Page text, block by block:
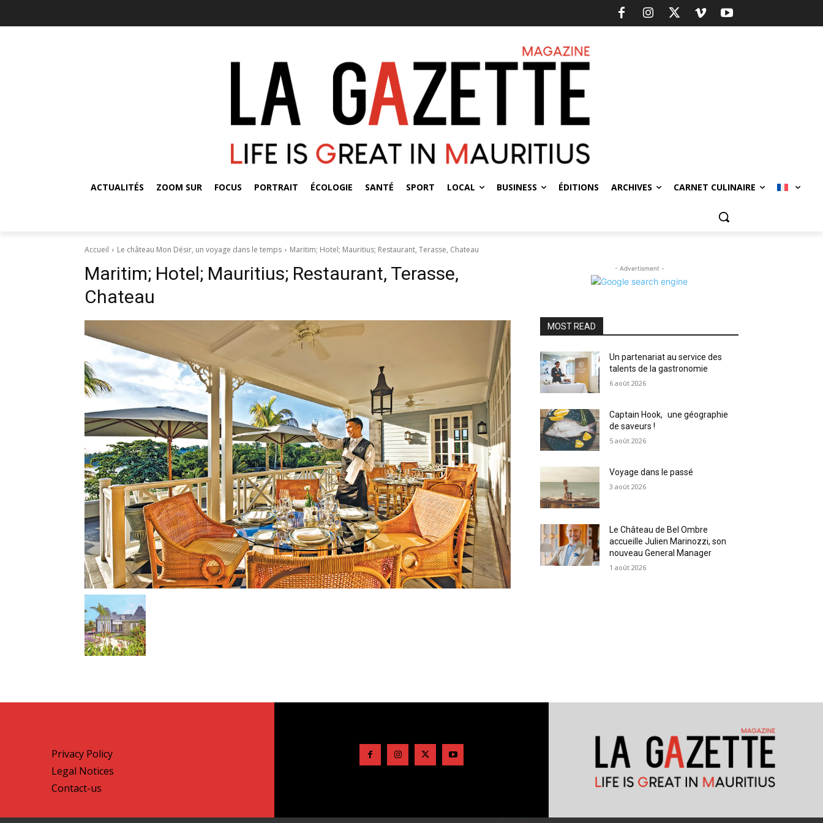
ACTUALITÉS ZOOM SUR FOCUS PORTRAIT ÉCOLOGIE SANTÉ SPORT LOCAL BUSINESS ÉDITIONS ARCHIVES CARNET CULINAIRE
Accueil Le château Mon Désir, un voyage dans le temps Maritim; Hotel; Mauritius; Restaurant, Terasse, Chateau
Maritim; Hotel; Mauritius; Restaurant, Terasse,
Chateau
- Advertisment -
MOST READ
Un partenariat au service des
talents de la gastronomie
6 août 2026
Captain Hook, une géographie
de saveurs !
5 août 2026
Voyage dans le passé
3 août 2026
Le Château de Bel Ombre
accueille Julien Marinozzi, son
nouveau General Manager
1 août 2026
Privacy Policy
Legal Notices
Contact-us